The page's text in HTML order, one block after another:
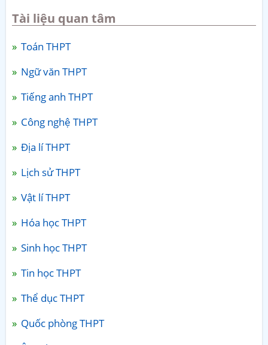
Tài liệu quan tâm
Toán THPT
Ngữ văn THPT
Tiếng anh THPT
Công nghệ THPT
Địa lí THPT
Lịch sử THPT
Vật lí THPT
Hóa học THPT
Sinh học THPT
Tin học THPT
Thể dục THPT
Quốc phòng THPT